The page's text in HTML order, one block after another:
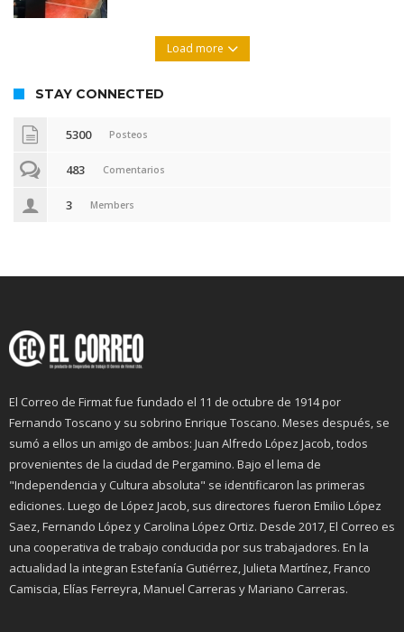
Load more
STAY CONNECTED
5300 Posteos
483 Comentarios
3 Members
El Correo de Firmat fue fundado el 11 de octubre de 1914 por
Fernando Toscano y su sobrino Enrique Toscano. Meses después, se
sumó a ellos un amigo de ambos: Juan Alfredo López Jacob, todos
provenientes de la ciudad de Pergamino. Bajo el lema de
"Independencia y Cultura absoluta" se identificaron las primeras
ediciones. Luego de López Jacob, sus directores fueron Emilio López
Saez, Fernando López y Carolina López Ortiz. Desde 2017, El Correo es
una cooperativa de trabajo conducida por sus trabajadores. En la
actualidad la integran Estefanía Gutiérrez, Julieta Martínez, Franco
Camiscia, Elías Ferreyra, Manuel Carreras y Mariano Carreras.